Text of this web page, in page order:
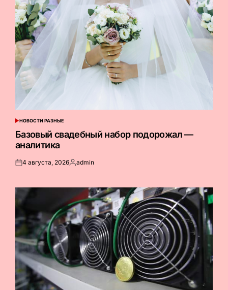
ОПУБЛИКОВАНО
В
НОВОСТИ РАЗНЫЕ
Базовый свадебный набор подорожал —
аналитика
Опубликовано
4 августа, 2026Запись
admin